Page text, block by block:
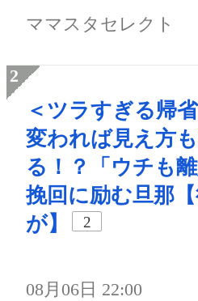
ママスタセレクト
＜ツラすぎる帰
変われば見え方
る！？「ウチも離
挽回に励む旦那
が】
2
08月06日 22:00